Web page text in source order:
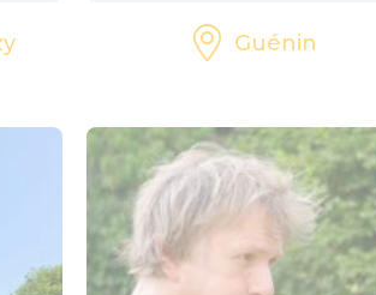
Guénin